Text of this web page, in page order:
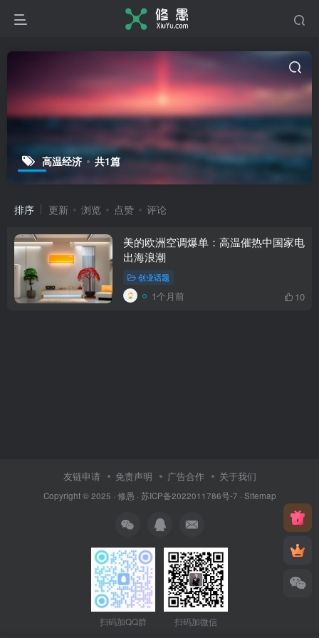
高温经济 共1篇
排序 更新 浏览 点赞 评论
美的欧洲空调爆单：高温催热中国家电
出海浪潮
创业话题
1个月前 10
友链申请 免责声明 广告合作 关于我们
Copyright © 2025 · 修愚 · 苏ICP备2022011786号-7 · Sitemap
扫码加QQ群 扫码加微信